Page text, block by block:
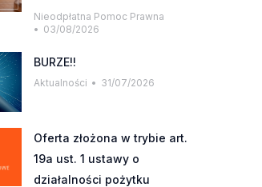
Nieodpłatna Pomoc Prawna
03/08/2026
BURZE!!
Aktualności 31/07/2026
Oferta złożona w trybie art.
19a ust. 1 ustawy o
działalności pożytku